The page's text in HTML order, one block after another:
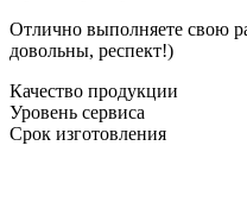
Отлично выполняете свою
довольны, респект!)
Качество продукции
Уровень сервиса
Срок изготовления